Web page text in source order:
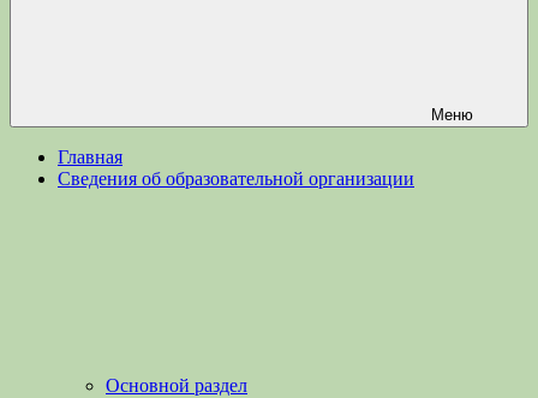
Меню
Главная
Сведения об образовательной организации
Основной раздел